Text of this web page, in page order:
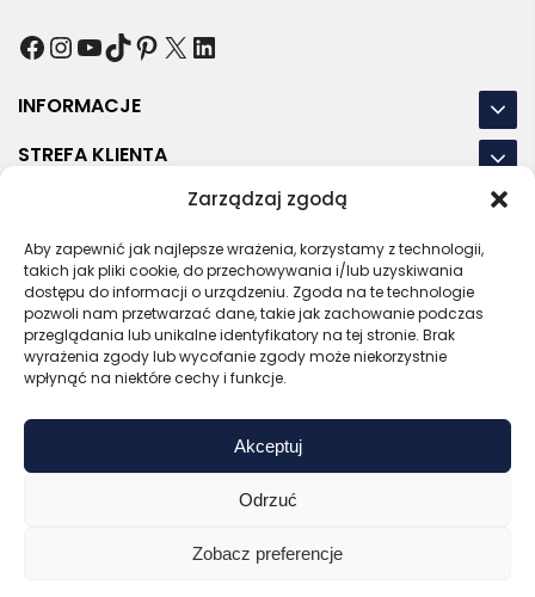
Zarządzaj zgodą
Aby zapewnić jak najlepsze wrażenia, korzystamy z technologii,
takich jak pliki cookie, do przechowywania i/lub uzyskiwania
dostępu do informacji o urządzeniu. Zgoda na te technologie
pozwoli nam przetwarzać dane, takie jak zachowanie podczas
przeglądania lub unikalne identyfikatory na tej stronie. Brak
wyrażenia zgody lub wycofanie zgody może niekorzystnie
wpłynąć na niektóre cechy i funkcje.
Akceptuj
Odrzuć
Zobacz preferencje
Facebook
Instagram
YouTube
TikTok
Pinterest
X LinkedIn
INFORMACJE
STREFA KLIENTA
NASZE LOKALIZACJE
OSTATNIE POSTY
RODOREGULAMINPOLITYKA PRYWATNOŚCI
Certyfikat SSL
Zaufany sprzedawca
Sprawdź opinie